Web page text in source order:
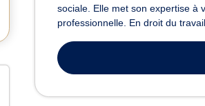
sociale. Elle met son expertise à
professionnelle. En droit du